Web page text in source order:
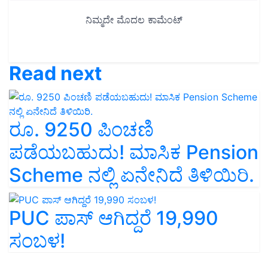
Read next
ರೂ. 9250 ಪಿಂಚಣಿ
ಪಡೆಯಬಹುದು! ಮಾಸಿಕ Pension
Scheme ನಲ್ಲಿ ಏನೇನಿದೆ ತಿಳಿಯಿರಿ.
PUC ಪಾಸ್ ಆಗಿದ್ದರೆ 19,990
ಸಂಬಳ!